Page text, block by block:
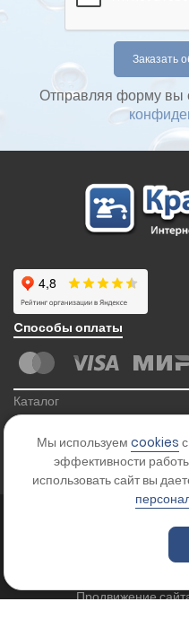
Отправляя форму вы
Cпособы оплаты
Каталог
Контакты
. Все
Цены на сайте указаны для
Продвижение
Мы используем cookies
эффективности
использовать сайт вы